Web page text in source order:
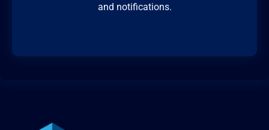
and notifications.